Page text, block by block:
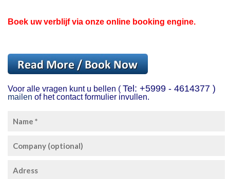
Boek uw verblijf via onze online booking engine.
Voor alle vragen kunt u bellen (Tel: +5999 - 4614377 )
mailen of het contact formulier invullen.